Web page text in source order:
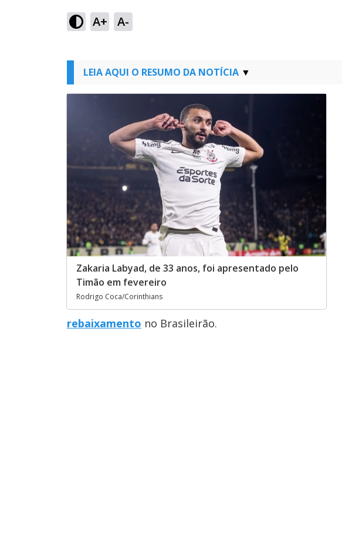
A+ A-
LEIA AQUI O RESUMO DA NOTÍCIA
Zakaria Labyad, de 33 anos, foi apresentado pelo
Timão em fevereiro
Rodrigo Coca/Corinthians
rebaixamento no Brasileirão.